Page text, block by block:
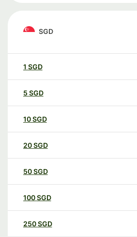
SGD
1 SGD
5 SGD
10SGD
20SGD
50SGD
100SGD
250SGD